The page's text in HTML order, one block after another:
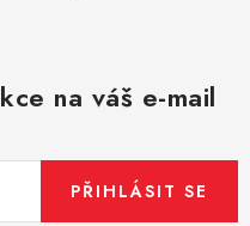
na váš e-mail
PŘIHLÁSIT SE